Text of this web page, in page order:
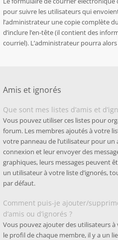
pour suivre les utilisateurs qui
l’administrateur une copie complète
d’inclure l’en-tête (il contient des
courriel). L’administrateur pourra
Amis et ignorés
Que sont mes listes d’amis et
Vous pouvez utiliser ces listes pour
forum. Les membres ajoutés à votre
votre panneau de l’utilisateur pour un
connexion et leur envoyer des
graphiques, leurs messages peuvent
un utilisateur à votre liste d’ignorés,
par défaut.
Comment puis-je ajouter/
d’amis ou d’ignorés ?
Vous pouvez ajouter des utilisateurs
le profil de chaque membre, il y a un